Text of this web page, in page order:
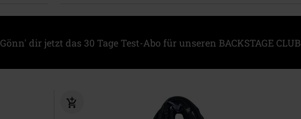
Gönn' dir jetzt das 30 Tage Test-Abo für unseren BACKSTAGE CLUB